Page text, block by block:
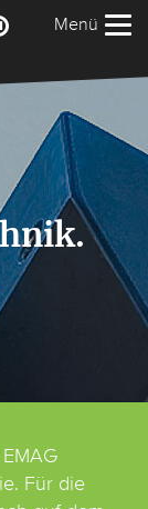
der
Menü
Für die